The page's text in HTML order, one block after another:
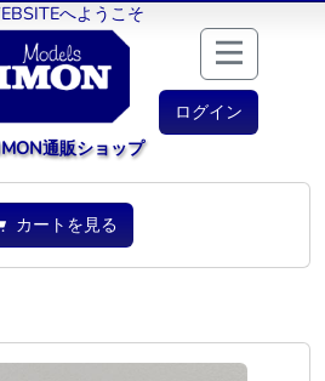
へようこそ
ログイン
通販ショップ
カートを見る